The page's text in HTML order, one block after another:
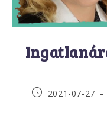
2021-07-27